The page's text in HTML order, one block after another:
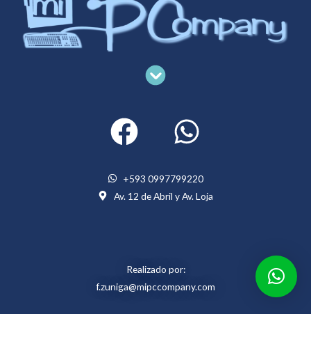
Menu
+593 0997799220
Av. 12 de Abril y Av. Loja
Realizado por:
f.zuniga@mipccompany.com